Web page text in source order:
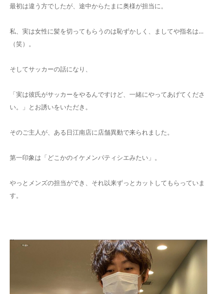
最初は違う方でしたが、途中からたまに奥様が担当に。
私、実は女性に髪を切ってもらうのは恥ずかしく、ましてや指名は…
（笑）。
そしてサッカーの話になり、
「実は彼氏がサッカーをやるんですけど、一緒にやってあげてくださ
い。」とお誘いをいただき。
そのご主人が、ある日江南店に店舗異動で来られました。
第一印象は「どこかのイケメンパティシエみたい」。
やっとメンズの担当ができ、それ以来ずっとカットしてもらっていま
す。